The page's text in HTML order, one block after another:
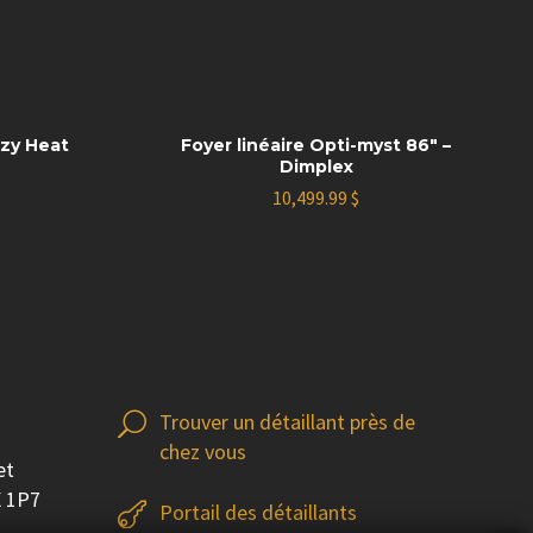
Heat
Foyer linéaire Opti-myst 86″ –
Dimplex
10,499.99$
1P7
U
U Trouver un détaillant près de
chez vous

 Portail des détaillants